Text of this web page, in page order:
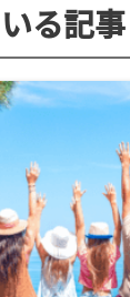
る記事